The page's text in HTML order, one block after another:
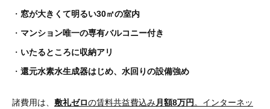
・ 窓が大きくて明るい30㎡の室内
・ マンション唯一の専有バルコニー付き
・ いたるところに収納アリ
・ 還元水素水生成器はじめ、水回りの設備強め
諸費用は、 敷礼ゼロの賃料共益費込み 月額8万円 。インターネッ